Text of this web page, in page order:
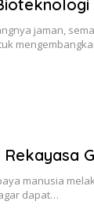
jaman,
manusia
dapat…